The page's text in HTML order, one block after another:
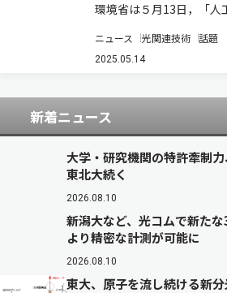
環境省は５月13日，「人
を開催した（ニュースリ
トゼロの実現に向けては
ニュース 光関連技術 話題
2025.05.14
新着ニュース
大学・研究機関の特許牽制
東北大続く
2026.08.10
新潟大など、光コムで新た
より精密な計測が可能に
2026.08.10
東大、原子を流し続ける新